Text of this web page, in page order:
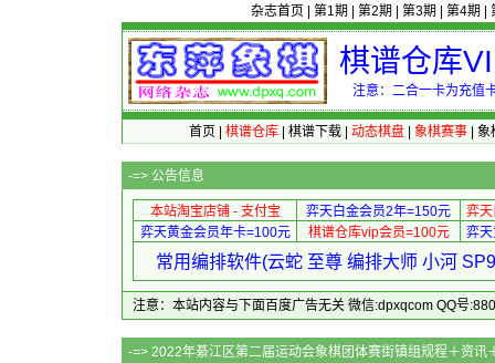
杂志首页 第1期 第2期 第3期 第4期
棋谱仓库
注意：二合一卡为充值
首页 棋谱仓库| 棋谱下载| 动态棋盘| 象棋赛事| 象
-=> 公告信息
本站淘宝店铺 - 支付宝 弈天白金会员2年=150元
弈
弈天黄金会员年卡=100元
棋谱仓库vip会员=100元 弈
常用编排软件(云蛇 至尊 编排大师 小河
注意：本站内容与下面百度广告无关 微信:dpxqcom QQ号
-=> 2022年綦江区第二届运动会象棋团体赛